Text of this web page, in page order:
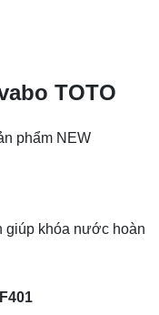
TOTO
phẩm NEW
giúp khóa nước hoàn